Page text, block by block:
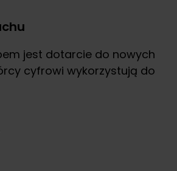
jest dotarcie do nowych
cyfrowi wykorzystują do